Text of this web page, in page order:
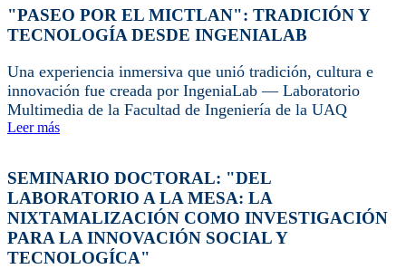
"PASEO POR EL MICTLAN": TRADICIÓN Y
TECNOLOGÍA DESDE INGENIALAB
Una experiencia inmersiva que unió tradición, cultura e
innovación fue creada por IngeniaLab — Laboratorio
Multimedia de la Facultad de Ingeniería de la UAQ
Leer más
SEMINARIO DOCTORAL: "DEL
LABORATORIO A LA MESA: LA
NIXTAMALIZACIÓN COMO INVESTIGACIÓN
PARA LA INNOVACIÓN SOCIAL Y
TECNOLOGÍCA"